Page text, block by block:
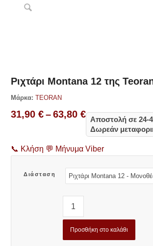
Ριχτάρι Montana 12 της
Μάρκα: TEORAN
31,90€ – 63,80€Price
range:
31,90 €
through
Αποστολή σε 24-
Δωρεάν
📞 Κλήση 💬 Μήνυμα Viber
Διάσταση
Προσθήκη στο καλάθι